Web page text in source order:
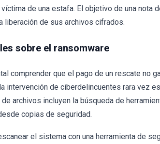
de una estafa. El objetivo de una nota
liberación de sus archivos cifrados.
sobre el ransomware
comprender que el pago de un rescate no
intervención de ciberdelincuentes rara vez
archivos incluyen la búsqueda de
copias de seguridad.
el sistema con una herramienta de